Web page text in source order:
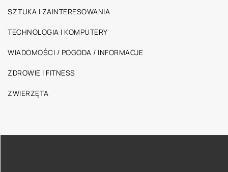
SZTUKA I ZAINTERESOWANIA
TECHNOLOGIA I KOMPUTERY
WIADOMOŚCI / POGODA / INFORMACJE
ZDROWIE I FITNESS
ZWIERZĘTA